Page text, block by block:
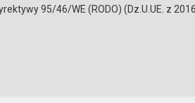
95/46/WE (RODO) (Dz.U.UE. z